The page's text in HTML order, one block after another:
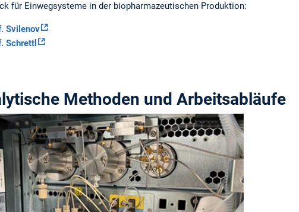
für Einwegsysteme in der biopharmazeutischen Produktion:
Svilenov
Schrettl
Methoden und Arbeitsabläufe